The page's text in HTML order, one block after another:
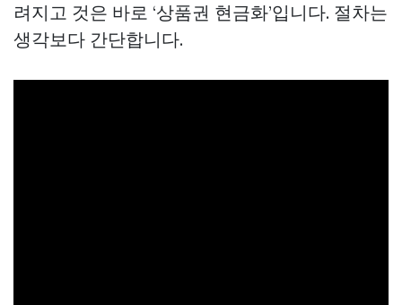
려지고 것은 바로 ‘상품권 현금화’입니다. 절차는
생각보다 간단합니다.